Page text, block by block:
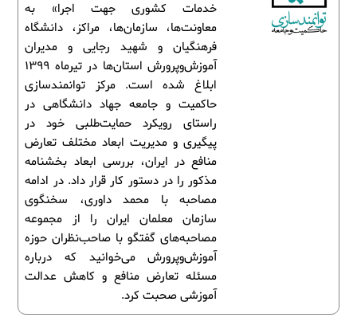
خدمات کشوری جهت اجرا» به
معاونت‌ها، سازمان‌ها، مراکز، دانشگاه
فرهنگیان و شهید رجایی و مدیران
آموزش‌وپرورش استان‌ها در تیرماه 1399
ابلاغ شده است. مرکز توانمندسازی
حاکمیت و جامعه جهاد دانشگاهی در
راستای رویکرد حمایت‌طلبی خود در
پیگیری و مدیریت ابعاد مختلف تعارض
منافع در ایران، بررسی ابعاد بخشنامه
مذکور را در دستور کار قرار داد. در ادامه
مصاحبه با محمد داوری، سخنگوی
سازمان معلمان ایران را از مجموعه
مصاحبه‌های گفتگو با صاحب‌نظران حوزه
آموزش‌وپرورش می‌خوانید که درباره
مسئله تعارض منافع و کاهش عدالت
آموزشی صحبت کرد.